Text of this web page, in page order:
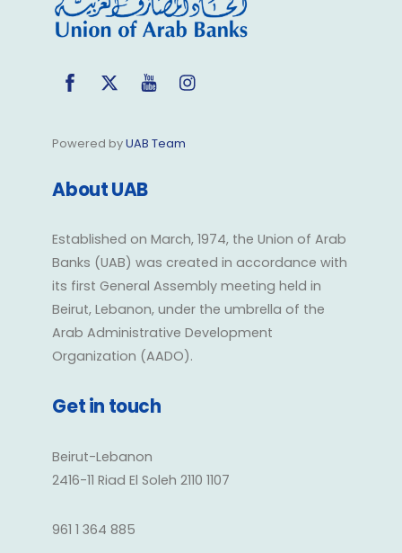
Facebook
Twitter YouTube
Powered byUAB Team
About UAB
Established on March, 1974, the Union of Arab
Banks (UAB) was created in accordance with
its first General Assembly meeting held in
Beirut, Lebanon, under the umbrella of the
Arab Administrative Development
Organization (AADO).
Get in touch
Beirut-Lebanon
2416-11 Riad El Soleh 2110 1107
961 1 364 885